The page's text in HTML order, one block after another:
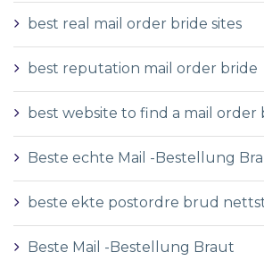
best real mail order bride sites
best reputation mail order bride
best website to find a mail order
Beste echte Mail -Bestellung
beste ekte postordre brud
Beste Mail -Bestellung Braut